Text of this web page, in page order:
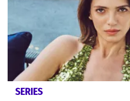
SERIES